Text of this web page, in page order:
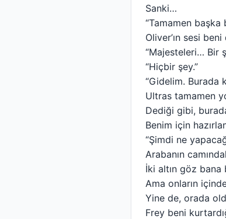
Sanki…
“Tamamen başka
Oliver’ın sesi
“Majesteleri… Bir
“Hiçbir şey.”
“Gidelim. Burada
Ultras tamamen
Dediği gibi,
Benim için
“Şimdi ne
Arabanın
İki altın göz bana
Ama onların
Yine de, orada
Frey beni